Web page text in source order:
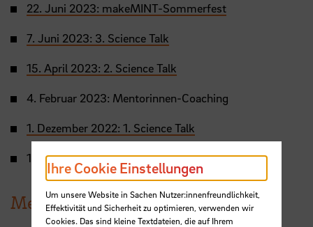
22. Juni 2023: makeMINT-Sommerfest
7. Juni 2023: 3. Science Talk
15. April 2023: 2. Science Talk
4. Februar 2023: Mentorinnen-Coaching
1. Dezember 2022: 1. Science Talk
11. November 2022: Mentorinnen-Schulung
Mentoring-Programm 2021/2022
Ihre Cookie Einstellungen
Um unsere Website in Sachen Nutzer:innenfreundlichkeit,
Effektivität und Sicherheit zu optimieren, verwenden wir
Cookies. Das sind kleine Textdateien, die auf Ihrem